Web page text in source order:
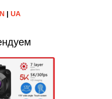
| UA